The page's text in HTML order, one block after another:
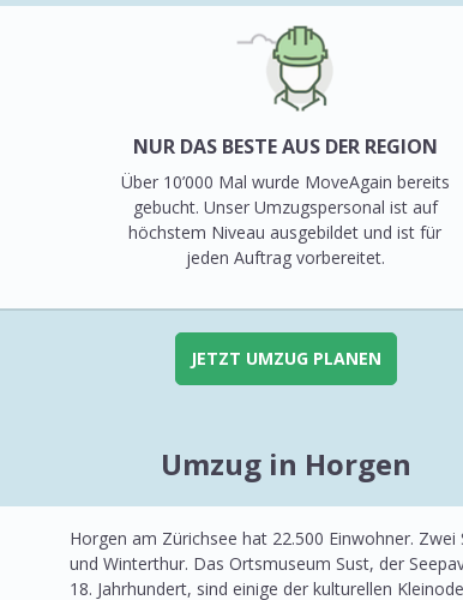
NUR DAS BESTE AUS DER REGION
Über 10’000 Mal wurde MoveAgain bereits
gebucht. Unser Umzugspersonal ist auf
höchstem Niveau ausgebildet und ist für
jeden Auftrag vorbereitet.
JETZT UMZUG PLANEN
Umzug in Horgen
Horgen am Zürichsee hat 22.500 Einwohner.
und Winterthur. Das Ortsmuseum Sust, der
18. Jahrhundert, sind einige der kulturellen